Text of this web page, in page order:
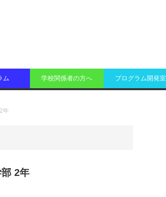
ム 学校関係者の方へ プログラム開発室
年
2年